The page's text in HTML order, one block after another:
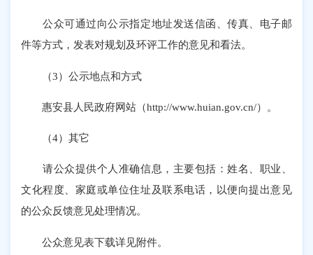
公众可通过向公示指定地址发送信函、传真、电子邮
件等方式，发表对规划及环评工作的意见和看法。
（3）公示地点和方式
惠安县人民政府网站（http://www.huian.gov.cn/）。
（4）其它
请公众提供个人准确信息，主要包括：姓名、职业、
文化程度、家庭或单位住址及联系电话，以便向提出意见
的公众反馈意见处理情况。
公众意见表下载详见附件。